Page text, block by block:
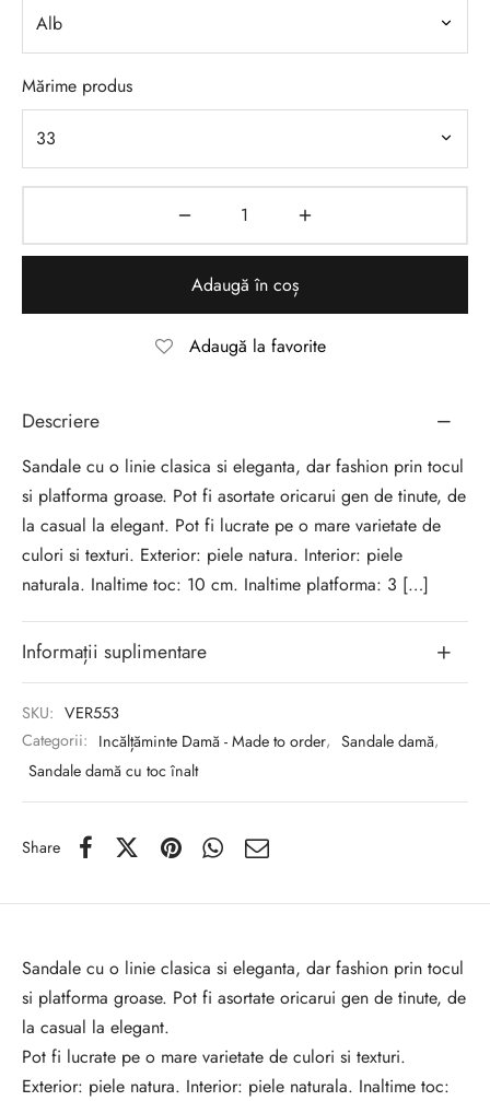
Mărime produs
Adaugă în coș
Adaugă la favorite
Descriere
Sandale cu o linie clasica si eleganta, dar fashion prin tocul
si platforma groase. Pot fi asortate oricarui gen de tinute, de
la casual la elegant. Pot fi lucrate pe o mare varietate de
culori si texturi. Exterior: piele natura. Interior: piele
naturala. Inaltime toc: 10 cm. Inaltime platforma: 3 […]
Informații suplimentare
SKU: VER553
Categorii: Incălțăminte Damă - Made to order, Sandale damă,
Sandale damă cu toc înalt
Share
Sandale cu o linie clasica si eleganta, dar fashion prin tocul
si platforma groase. Pot fi asortate oricarui gen de tinute, de
la casual la elegant.
Pot fi lucrate pe o mare varietate de culori si texturi.
Exterior: piele natura. Interior: piele naturala. Inaltime toc: